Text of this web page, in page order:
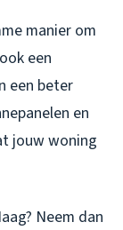
manier om
een
een beter
en
jouw woning
Neem dan